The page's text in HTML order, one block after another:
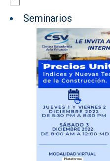
Seminarios